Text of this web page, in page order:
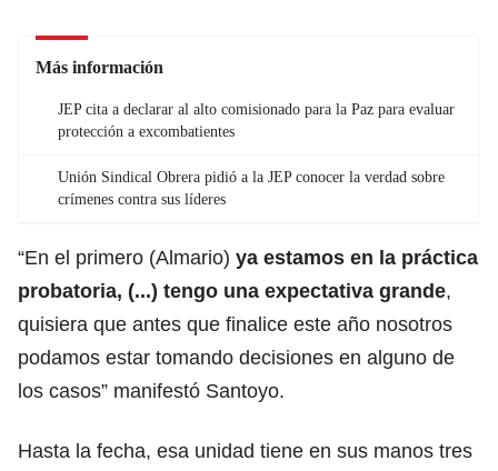
Más información
JEP cita a declarar al alto comisionado para la Paz para evaluar
protección a excombatientes
Unión Sindical Obrera pidió a la JEP conocer la verdad sobre
crímenes contra sus líderes
“En el primero (Almario) ya estamos en la práctica
probatoria, (...) tengo una expectativa grande,
quisiera que antes que finalice este año nosotros
podamos estar tomando decisiones en alguno de
los casos” manifestó Santoyo.
Hasta la fecha, esa unidad tiene en sus manos tres